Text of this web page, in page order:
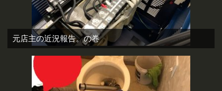
元店主の近況報告。の巻